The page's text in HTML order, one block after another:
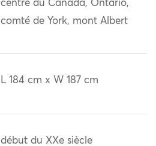
centre du Canada, Ontario,
comté de York, mont Albert
L 184 cm x W 187 cm
début du XXe siècle